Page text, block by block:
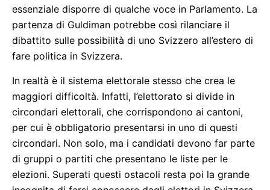
essenziale disporre di qualche voce in Parlamento. La
partenza di Guldiman potrebbe così rilanciare il
dibattito sulle possibilità di uno Svizzero all’estero di
fare politica in Svizzera.
In realtà è il sistema elettorale stesso che crea le
maggiori difficoltà. Infatti, l’elettorato si divide in
circondari elettorali, che corrispondono ai cantoni,
per cui è obbligatorio presentarsi in uno di questi
circondari. Non solo, ma i candidati devono far parte
di gruppi o partiti che presentano le liste per le
elezioni. Superati questi ostacoli resta poi la grande